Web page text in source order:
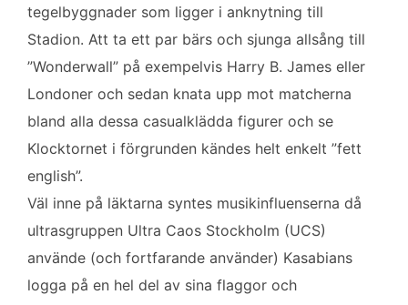
tegelbyggnader som ligger i anknytning till
Stadion. Att ta ett par bärs och sjunga allsång till
”Wonderwall” på exempelvis Harry B. James eller
Londoner och sedan knata upp mot matcherna
bland alla dessa casualklädda figurer och se
Klocktornet i förgrunden kändes helt enkelt ”fett
english”.
Väl inne på läktarna syntes musikinfluenserna då
ultrasgruppen Ultra Caos Stockholm (UCS)
använde (och fortfarande använder) Kasabians
logga på en hel del av sina flaggor och